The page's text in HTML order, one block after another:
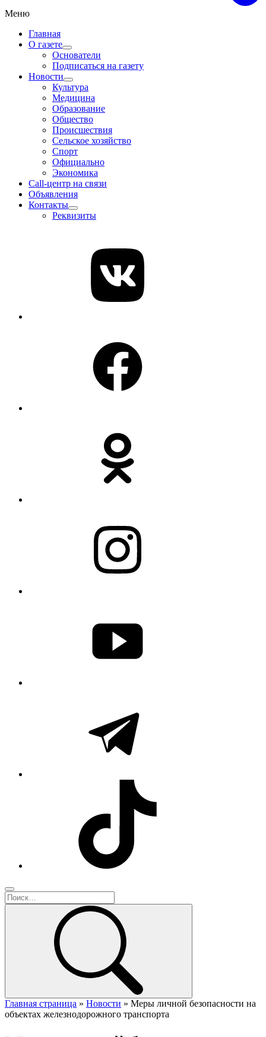
Меню
Главная
О газете
Основатели
Подписаться на газету
Новости
Культура
Медицина
Образование
Общество
Происшествия
Сельское хозяйство
Спорт
Официально
Экономика
Call-центр на связи
Объявления
Контакты
Реквизиты
Главная страница » Новости » Меры личной безопасности на
объектах железнодорожного транспорта